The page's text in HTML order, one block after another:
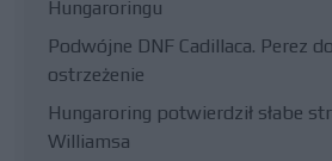
Hungaroringu
Podwójne DNF Cadillaca. Perez
ostrzeżenie
Hungaroring potwierdził słabe
Williamsa